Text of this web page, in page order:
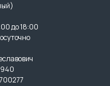
до 18:00